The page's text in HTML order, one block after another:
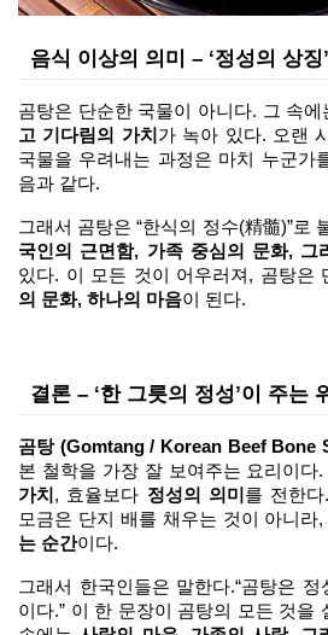
음식 이상의 의미 – ‘정성의 상징
곰탕은 단순한 국물이 아니다. 그 속에
고 기다림의 가치 가 녹아 있다. 오랜
국물을 우려내는 과정은 마치 누군가
음과 같다.
그래서 곰탕은 “한식의 정수(精髓)”로
국인의 근면함, 가족 중심의 문화, 그
있다. 이 모든 것이 어우러져, 곰탕은
의 문화, 하나의 마음이 된다.
결론 – ‘한 그릇의 정성’이 주는
곰탕 (Gomtang / Korean Beef Bone
본 철학을 가장 잘 보여주는 요리이다
가치, 효율보다 정성의 의미를 전한
모금은 단지 배를 채우는 것이 아니라,
는 순간이다.
그래서 한국인들은 말한다.“곰탕은
이다.” 이 한 문장이 곰탕의 모든 것을